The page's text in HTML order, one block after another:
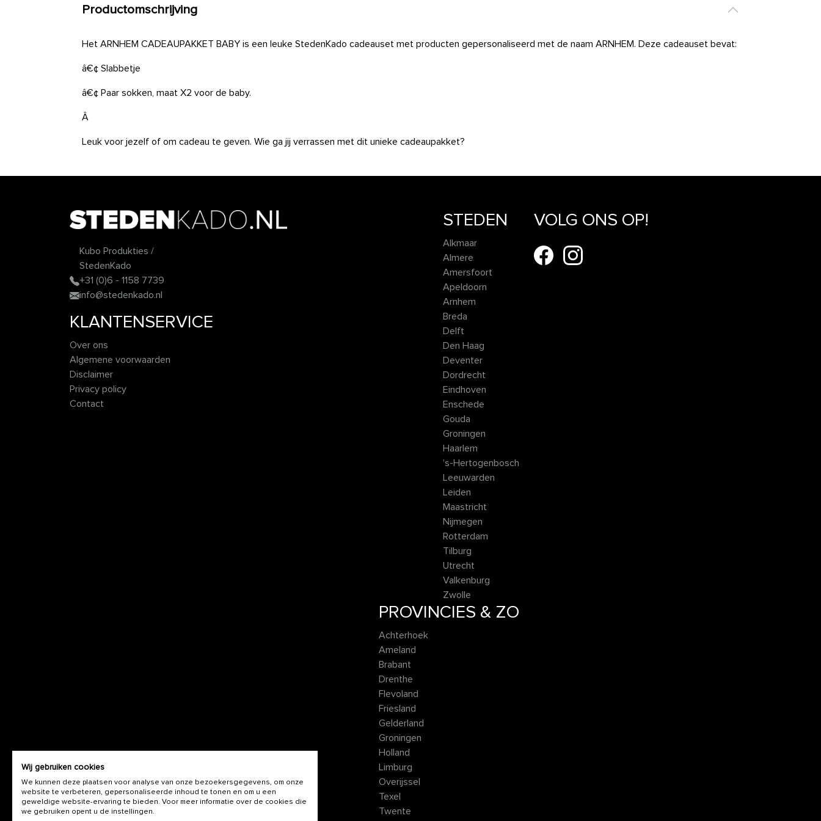
Productomschrijving
Het ARNHEM CADEAUPAKKET BABY is een leuke StedenKado cadeauset met producten gepersonaliseerd met de naam ARNHEM. Deze cadeauset bevat:
â€¢ Slabbetje
â€¢ Paar sokken, maat X2 voor de baby.
Â
Leuk voor jezelf of om cadeau te geven. Wie ga jij verrassen met dit unieke cadeaupakket?
Kubo Produkties /
StedenKado
+31 (0)6 - 1158 7739
info@stedenkado.nl
KLANTENSERVICE
Over ons
Algemene voorwaarden
Disclaimer
Privacy policy
Contact
STEDEN
Alkmaar
Almere
Amersfoort
Apeldoorn
Arnhem
Breda
Delft
Den Haag
Deventer
Dordrecht
Eindhoven
Enschede
Gouda
Groningen
Haarlem
's-Hertogenbosch
Leeuwarden
Leiden
Maastricht
Nijmegen
Rotterdam
Tilburg
Utrecht
Valkenburg
Zwolle
PROVINCIES & ZO
Achterhoek
Ameland
Brabant
Drenthe
Flevoland
Friesland
Gelderland
Groningen
Holland
Limburg
Overijssel
Texel
Twente
VOLG ONS OP!
Wij gebruiken cookies
We kunnen deze plaatsen voor analyse van onze bezoekersgegevens, om onze
website te verbeteren, gepersonaliseerde inhoud te tonen en om u een
geweldige website-ervaring te bieden. Voor meer informatie over de cookies die
we gebruiken opent u de instellingen.